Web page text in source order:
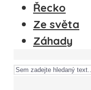
Řecko
Ze světa
Záhady